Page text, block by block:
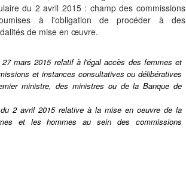
du 2 avril 2015 : champ des commissions
à l'obligation de procéder à des
de mise en œuvre.
27 mars 2015 relatif à l'égal accès des femmes et
et instances consultatives ou délibératives
ministre, des ministres ou de la Banque de
2 avril 2015 relative à la mise en oeuvre de la
et les hommes au sein des commissions